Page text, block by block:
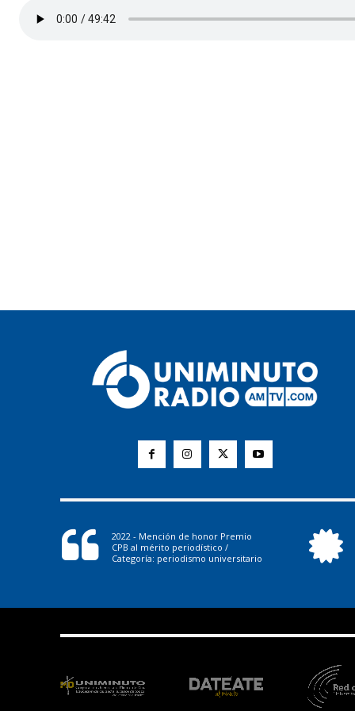
2022 - Mención de honor Premio
CPB al mérito periodístico /
Categoría: periodismo universitario